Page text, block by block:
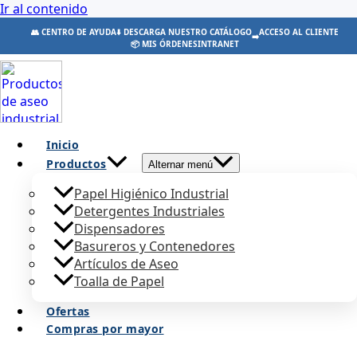
Ir al contenido
👥 CENTRO DE AYUDA⬇️ DESCARGA NUESTRO CATÁLOGO➡️ACCESO AL CLIENTE
📦 MIS ÓRDENESINTRANET
Inicio
Productos
Alternar menú
Papel Higiénico Industrial
Detergentes Industriales
Dispensadores
Basureros y Contenedores
Artículos de Aseo
Toalla de Papel
Ofertas
Compras por mayor